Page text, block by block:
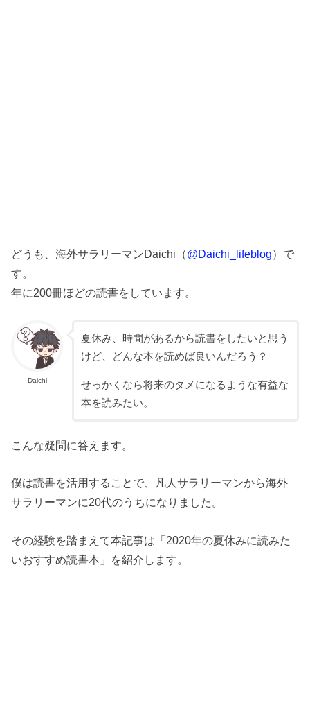
どうも、海外サラリーマンDaichi（@Daichi_lifeblog）で
す。
年に200冊ほどの読書をしています。
Daichi
夏休み、時間があるから読書をしたいと思う
けど、どんな本を読めば良いんだろう？
せっかくなら将来のタメになるような有益な
本を読みたい。
こんな疑問に答えます。
僕は読書を活用することで、凡人サラリーマンから海外
サラリーマンに20代のうちになりました。
その経験を踏まえて本記事は「2020年の夏休みに読みた
いおすすめ読書本」を紹介します。